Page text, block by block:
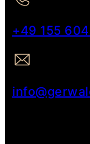
+49 155